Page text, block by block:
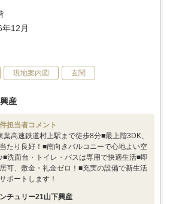
年12月
現地案内図 玄関
産
担当者コメント
葉高速鉄道村上駅まで徒歩8分■最上階3DK、
たり良好！■南向きバルコニーで心地よい空
洗面台・トイレ・バスは専用で快適生活■即
可、敷金・礼金ゼロ！■充実の設備で新生活
ポートします！
チュリー21山下興産